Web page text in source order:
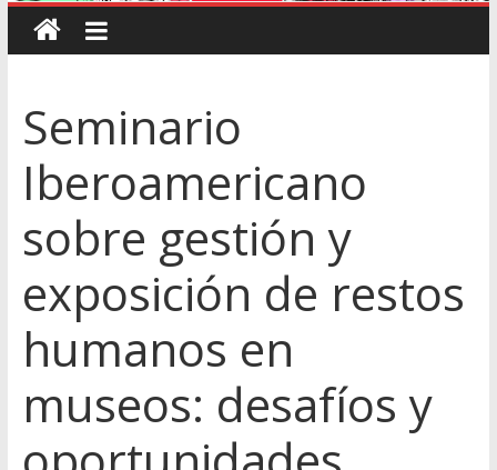
Seminario
Iberoamericano
sobre gestión y
exposición de restos
humanos en
museos: desafíos y